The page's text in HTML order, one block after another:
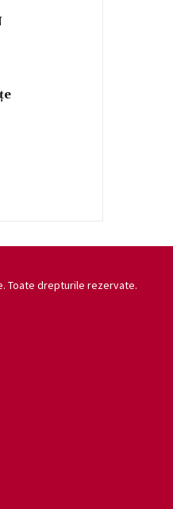
Toate drepturile rezervate.